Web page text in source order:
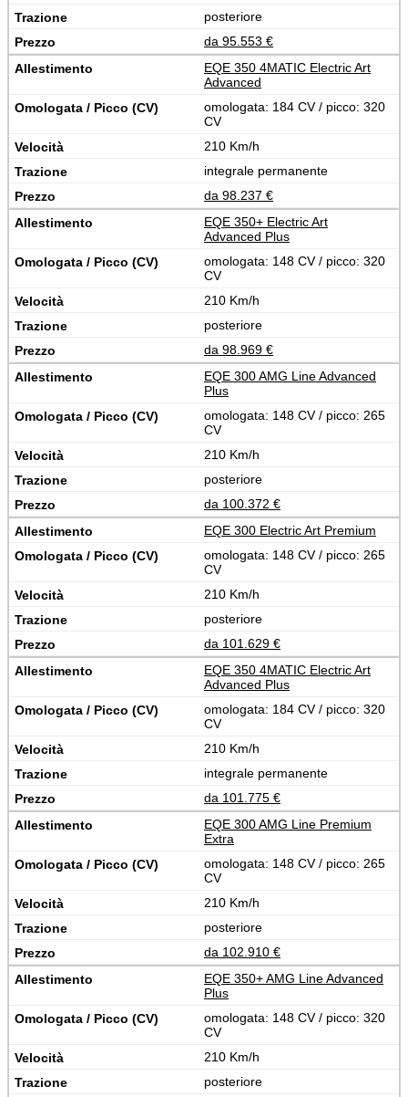
posteriore
da 95.553 €
EQE 350 4MATIC Electric Art
Advanced
omologata: 184 CV / picco: 320
CV
210 Km/h
integrale permanente
da 98.237 €
EQE 350+ Electric Art
Advanced Plus
omologata: 148 CV / picco: 320
CV
210 Km/h
posteriore
da 98.969 €
EQE 300 AMG Line Advanced
Plus
omologata: 148 CV / picco: 265
CV
210 Km/h
posteriore
da 100.372 €
EQE 300 Electric Art Premium
omologata: 148 CV / picco: 265
CV
210 Km/h
posteriore
da 101.629 €
EQE 350 4MATIC Electric Art
Advanced Plus
omologata: 184 CV / picco: 320
CV
210 Km/h
integrale permanente
da 101.775 €
EQE 300 AMG Line Premium
Extra
omologata: 148 CV / picco: 265
CV
210 Km/h
posteriore
da 102.910 €
EQE 350+ AMG Line Advanced
Plus
omologata: 148 CV / picco: 320
CV
210 Km/h
posteriore